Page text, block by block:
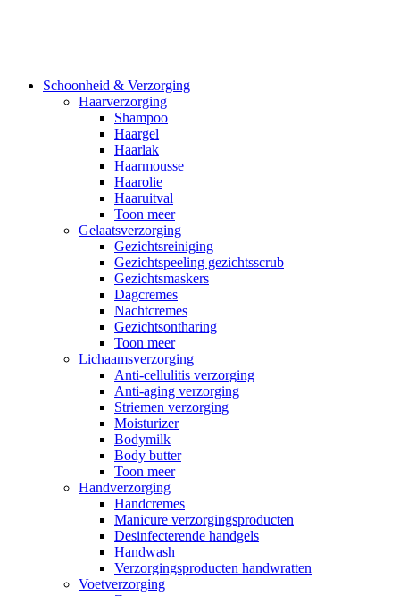
Schoonheid & Verzorging
Haarverzorging
Shampoo
Haargel
Haarlak
Haarmousse
Haarolie
Haaruitval
Toon meer
Gelaatsverzorging
Gezichtsreiniging
Gezichtspeeling gezichtsscrub
Gezichtsmaskers
Dagcremes
Nachtcremes
Gezichtsontharing
Toon meer
Lichaamsverzorging
Anti-cellulitis verzorging
Anti-aging verzorging
Striemen verzorging
Moisturizer
Bodymilk
Body butter
Toon meer
Handverzorging
Handcremes
Manicure verzorgingsproducten
Desinfecterende handgels
Handwash
Verzorgingsproducten handwratten
Voetverzorging